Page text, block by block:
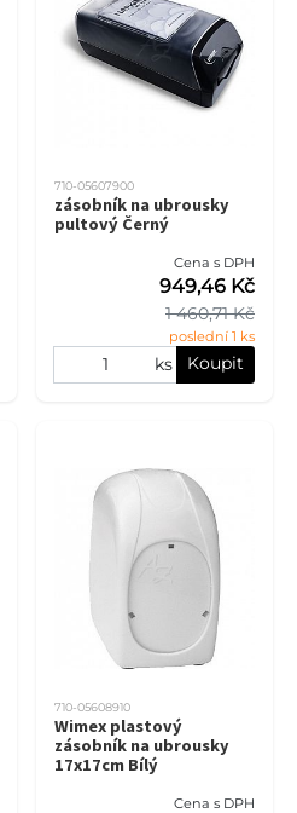
710-05607900
zásobník na ubrousky
pultový Černý
Cena s DPH
1 460,71 Kč
949,46 Kč
poslední 1 ks
ks Koupit
710-05608910
Wimex plastový
zásobník na ubrousky
17x17cm Bílý
Cena s DPH